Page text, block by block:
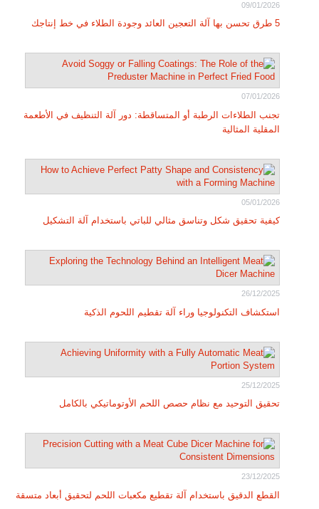
09/01/2026
5 طرق تحسن بها آلة التعجين العائد وجودة الطلاء في خط إنتاجك
07/01/2026
تجنب الطلاءات الرطبة أو المتساقطة: دور آلة التنظيف في الأطعمة
المقلية المثالية
05/01/2026
كيفية تحقيق شكل وتناسق مثالي للباتي باستخدام آلة التشكيل
26/12/2025
استكشاف التكنولوجيا وراء آلة تقطيم اللحوم الذكية
25/12/2025
تحقيق التوحيد مع نظام حصص اللحم الأوتوماتيكي بالكامل
23/12/2025
القطع الدقيق باستخدام آلة تقطيع مكعبات اللحم لتحقيق أبعاد متسقة